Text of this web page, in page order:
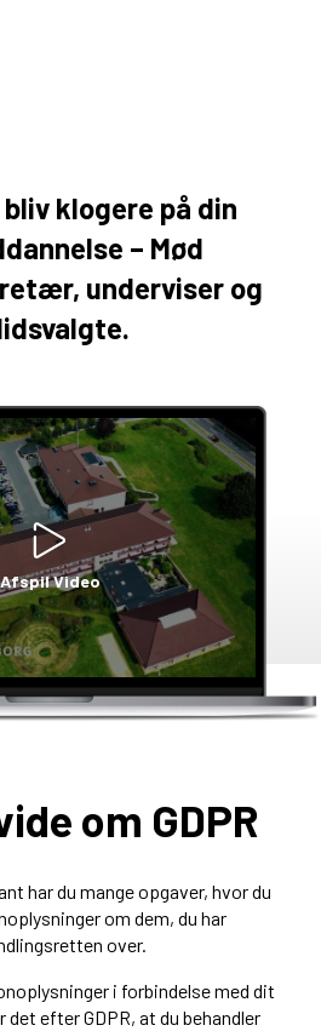
klogere på din
– Mød
underviser og
Afspil Video
om GDPR
har du mange opgaver, hvor du
om dem, du har
over.
i forbindelse med dit
efter GDPR, at du behandler